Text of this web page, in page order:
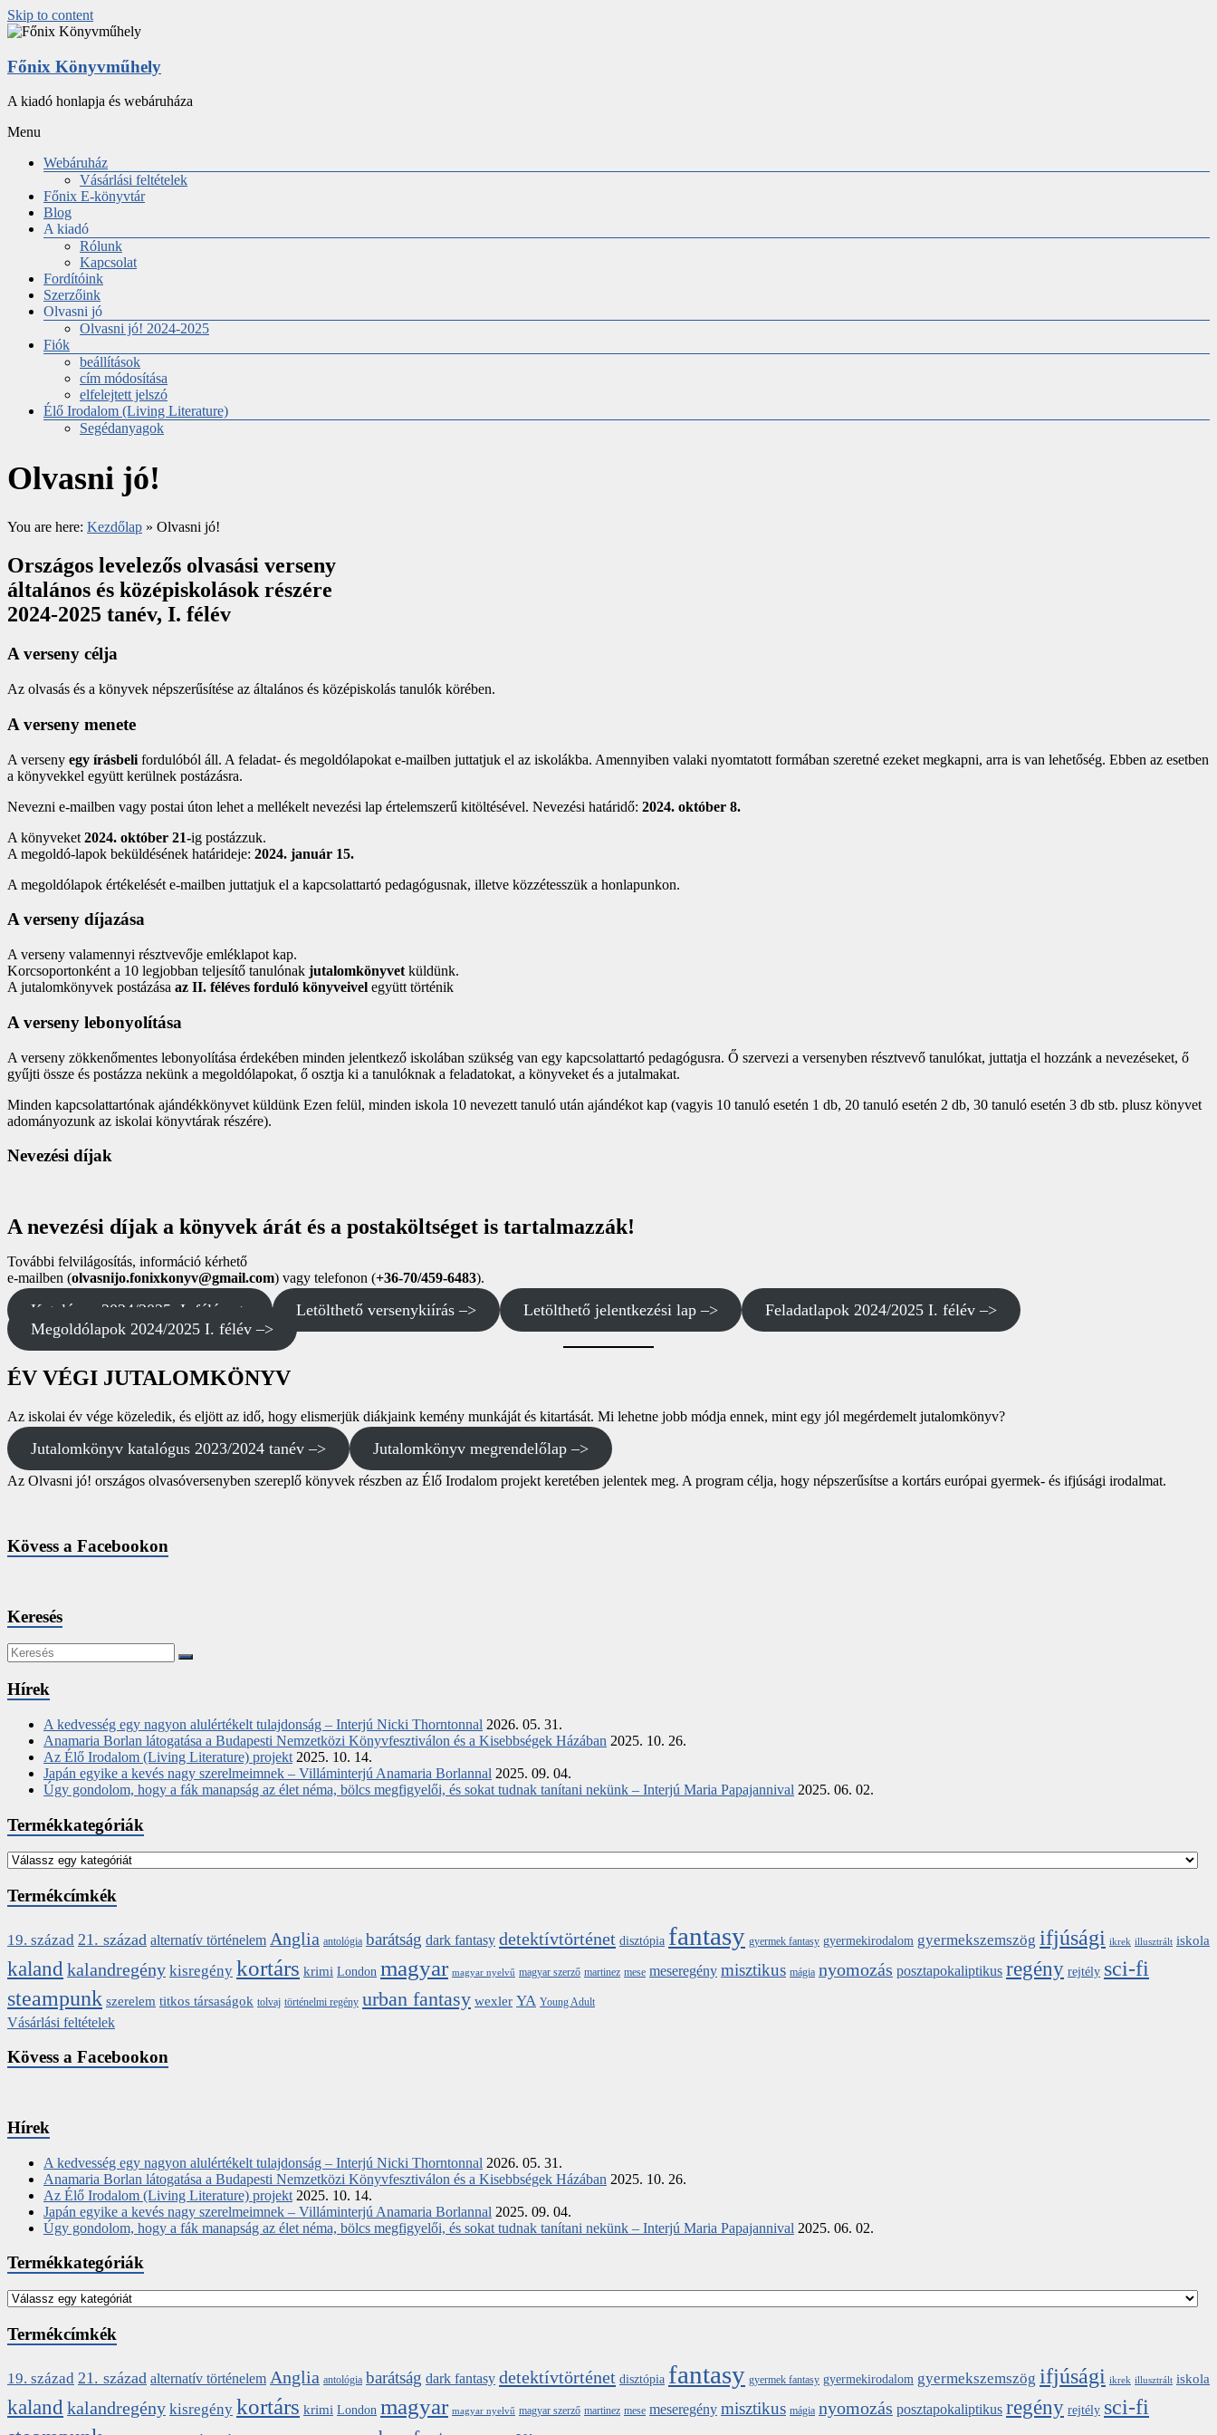
Skip to content
Főnix Könyvműhely
A kiadó honlapja és webáruháza
Menu
Webáruház
Vásárlási feltételek
Főnix E-könyvtár
Blog
A kiadó
Rólunk
Kapcsolat
Fordítóink
Szerzőink
Olvasni jó
Olvasni jó! 2024-2025
Fiók
beállítások
cím módosítása
elfelejtett jelszó
Élő Irodalom (Living Literature)
Segédanyagok
Olvasni jó!
You are here: Kezdőlap » Olvasni jó!
Országos levelezős olvasási verseny
általános és középiskolások részére
2024-2025 tanév, I. félév
A verseny célja
Az olvasás és a könyvek népszerűsítése az általános és középiskolás tanulók körében.
A verseny menete
A verseny egy írásbeli fordulóból áll. A feladat- és megoldólapokat e-mailben juttatjuk el az iskolákba. Amennyiben valaki nyomtatott formában szeretné ezeket megkapni, arra is van lehetőség. Ebben az esetben
a könyvekkel együtt kerülnek postázásra.
Nevezni e-mailben vagy postai úton lehet a mellékelt nevezési lap értelemszerű kitöltésével. Nevezési határidő: 2024. október 8.
A könyveket 2024. október 21-ig postázzuk.
A megoldó-lapok beküldésének határideje: 2024. január 15.
A megoldólapok értékelését e-mailben juttatjuk el a kapcsolattartó pedagógusnak, illetve közzétesszük a honlapunkon.
A verseny díjazása
A verseny valamennyi résztvevője emléklapot kap.
Korcsoportonként a 10 legjobban teljesítő tanulónak jutalomkönyvet küldünk.
A jutalomkönyvek postázása az II. féléves forduló könyveivel együtt történik
A verseny lebonyolítása
A verseny zökkenőmentes lebonyolítása érdekében minden jelentkező iskolában szükség van egy kapcsolattartó pedagógusra. Ő szervezi a versenyben résztvevő tanulókat, juttatja el hozzánk a nevezéseket, ő
gyűjti össze és postázza nekünk a megoldólapokat, ő osztja ki a tanulóknak a feladatokat, a könyveket és a jutalmakat.
Minden kapcsolattartónak ajándékkönyvet küldünk Ezen felül, minden iskola 10 nevezett tanuló után ajándékot kap (vagyis 10 tanuló esetén 1 db, 20 tanuló esetén 2 db, 30 tanuló esetén 3 db stb. plusz könyvet
adományozunk az iskolai könyvtárak részére).
Nevezési díjak
A nevezési díjak a könyvek árát és a postaköltséget is tartalmazzák!
További felvilágosítás, információ kérhető
e-mailben (olvasnijo.fonixkonyv@gmail.com) vagy telefonon (+36-70/459-6483).
Katalógus 2024/2025, I. félév –> Letölthető versenykiírás –> Letölthető jelentkezési lap –>
Feladatlapok 2024/2025 I. félév –>
Megoldólapok 2024/2025 I. félév –>
ÉV VÉGI JUTALOMKÖNYV
Az iskolai év vége közeledik, és eljött az idő, hogy elismerjük diákjaink kemény munkáját és kitartását. Mi lehetne jobb módja ennek, mint egy jól megérdemelt jutalomkönyv?
Jutalomkönyv katalógus 2023/2024 tanév –> Jutalomkönyv megrendelőlap –>
Az Olvasni jó! országos olvasóversenyben szereplő könyvek részben az Élő Irodalom projekt keretében jelentek meg. A program célja, hogy népszerűsítse a kortárs európai gyermek- és ifjúsági irodalmat.
Kövess a Facebookon
Keresés
Hírek
A kedvesség egy nagyon alulértékelt tulajdonság – Interjú Nicki Thorntonnal 2026. 05. 31.
Anamaria Borlan látogatása a Budapesti Nemzetközi Könyvfesztiválon és a Kisebbségek Házában 2025. 10. 26.
Az Élő Irodalom (Living Literature) projekt 2025. 10. 14.
Japán egyike a kevés nagy szerelmeimnek – Villáminterjú Anamaria Borlannal 2025. 09. 04.
Úgy gondolom, hogy a fák manapság az élet néma, bölcs megfigyelői, és sokat tudnak tanítani nekünk – Interjú Maria Papajannival 2025. 06. 02.
Termékkategóriák
Termékcímkék
19. század 21. század alternatív történelem Anglia antológia barátság dark fantasy detektívtörténet disztópia fantasy gyermek fantasy gyermekirodalom gyermekszemszög ifjúsági ikrek illusztrált iskola
kaland kalandregény kisregény kortárs krimi London magyar magyar nyelvű magyar szerző martinez mese meseregény misztikus mágia nyomozás posztapokaliptikus regény rejtély sci-fi
steampunk szerelem titkos társaságok tolvaj történelmi regény urban fantasy wexler YA Young Adult
Vásárlási feltételek
Kövess a Facebookon
Hírek
A kedvesség egy nagyon alulértékelt tulajdonság – Interjú Nicki Thorntonnal 2026. 05. 31.
Anamaria Borlan látogatása a Budapesti Nemzetközi Könyvfesztiválon és a Kisebbségek Házában 2025. 10. 26.
Az Élő Irodalom (Living Literature) projekt 2025. 10. 14.
Japán egyike a kevés nagy szerelmeimnek – Villáminterjú Anamaria Borlannal 2025. 09. 04.
Úgy gondolom, hogy a fák manapság az élet néma, bölcs megfigyelői, és sokat tudnak tanítani nekünk – Interjú Maria Papajannival 2025. 06. 02.
Termékkategóriák
Termékcímkék
19. század 21. század alternatív történelem Anglia antológia barátság dark fantasy detektívtörténet disztópia fantasy gyermek fantasy gyermekirodalom gyermekszemszög ifjúsági ikrek illusztrált iskola
kaland kalandregény kisregény kortárs krimi London magyar magyar nyelvű magyar szerző martinez mese meseregény misztikus mágia nyomozás posztapokaliptikus regény rejtély sci-fi